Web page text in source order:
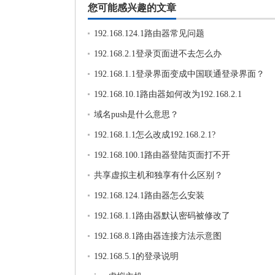
您可能感兴趣的文章
192.168.124.1路由器常见问题
192.168.2.1登录页面进不去怎么办
192.168.1.1登录界面变成中国联通登录界面？
192.168.10.1路由器如何改为192.168.2.1
域名push是什么意思？
192.168.1.1怎么改成192.168.2.1?
192.168.100.1路由器登陆页面打不开
共享虚拟主机和独享有什么区别？
192.168.124.1路由器怎么安装
192.168.1.1路由器默认密码被修改了
192.168.8.1路由器连接方法示意图
192.168.5.1的登录说明